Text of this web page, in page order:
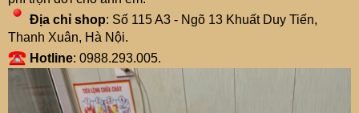
Địa chỉ shop: Số 115 A3 - Ngõ 13 Khuất Duy Tiến,
Thanh Xuân, Hà Nội.
Hotline: 0988.293.005.